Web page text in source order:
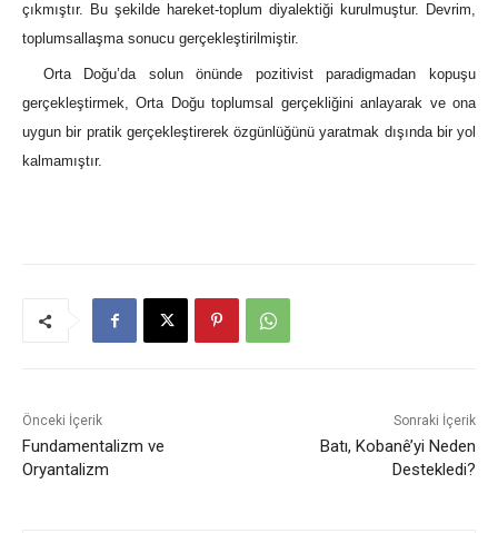
çıkmıştır. Bu şekilde hareket-toplum diyalektiği kurulmuştur. Devrim,
toplumsallaşma sonucu gerçekleştirilmiştir.
Orta Doğu’da solun önünde pozitivist paradigmadan kopuşu
gerçekleştirmek, Orta Doğu toplumsal gerçekliğini anlayarak ve ona
uygun bir pratik gerçekleştirerek özgünlüğünü yaratmak dışında bir yol
kalmamıştır.
Önceki İçerik
Fundamentalizm ve
Oryantalizm
Sonraki İçerik
Batı, Kobanê’yi Neden
Destekledi?